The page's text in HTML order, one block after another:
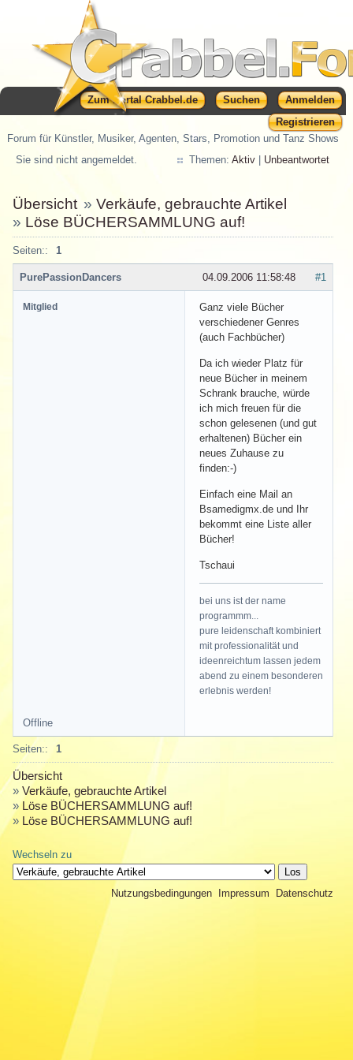
Zum Portal Crabbel.de Suchen
Anmelden
Registrieren
Forum für Künstler, Musiker, Agenten, Stars, Promotion und Tanz Shows
Sie sind nicht angemeldet.
Themen:Aktiv Unbeantwortet
Übersicht » Verkäufe, gebrauchte Artikel
» Löse BÜCHERSAMMLUNG auf!
Seiten:: 1
#1
04.09.2006 11:58:48
PurePassionDancers
Mitglied
Ganz viele Bücher
verschiedener Genres
(auch Fachbücher)
Da ich wieder Platz für
neue Bücher in meinem
Schrank brauche, würde
ich mich freuen für die
schon gelesenen (und gut
erhaltenen) Bücher ein
neues Zuhause zu
finden:-)
Einfach eine Mail an
Bsamedigmx.de und Ihr
bekommt eine Liste aller
Bücher!
Tschaui
bei uns ist der name
programmm...
pure leidenschaft kombiniert
mit professionalität und
ideenreichtum lassen jedem
abend zu einem besonderen
erlebnis werden!
Offline
Seiten:: 1
Übersicht
» Verkäufe, gebrauchte Artikel
»Löse BÜCHERSAMMLUNG auf!
» Löse BÜCHERSAMMLUNG auf!
Wechseln zu
Nutzungsbedingungen Impressum Datenschutz